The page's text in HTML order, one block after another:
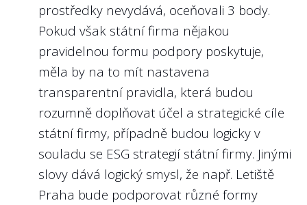
Povodí Vltavy, s.p.
Povodí Vltavy
https://platy.hlidacstatu.cz/urednici/detail/
Dovolíme si i příklad z Německa, kde se
státní firmy řídí i kodexem Public Corporate
Governance Kodex des Bundes(viz kapitola
7). Zde příkladzveřejnění odměn u
představenstva a dozorčí rady Deutsche
Bahn.
prostředky nevydává, oceňovali 3 body.
Pokud však státní firma nějakou
pravidelnou formu podpory poskytuje,
měla by na to mít nastavena
transparentní pravidla, která budou
rozumně doplňovat účel a strategické cíle
státní firmy, případně budou logicky v
souladu se ESG strategií státní firmy. Jinými
slovy dává logický smysl, že např. Letiště
Praha bude podporovat různé formy